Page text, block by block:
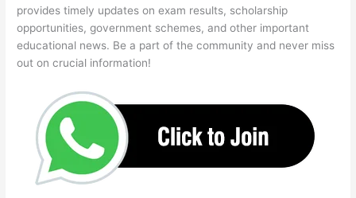
provides timely updates on exam results, scholarship
opportunities, government schemes, and other important
educational news. Be a part of the community and never miss
out on crucial information!